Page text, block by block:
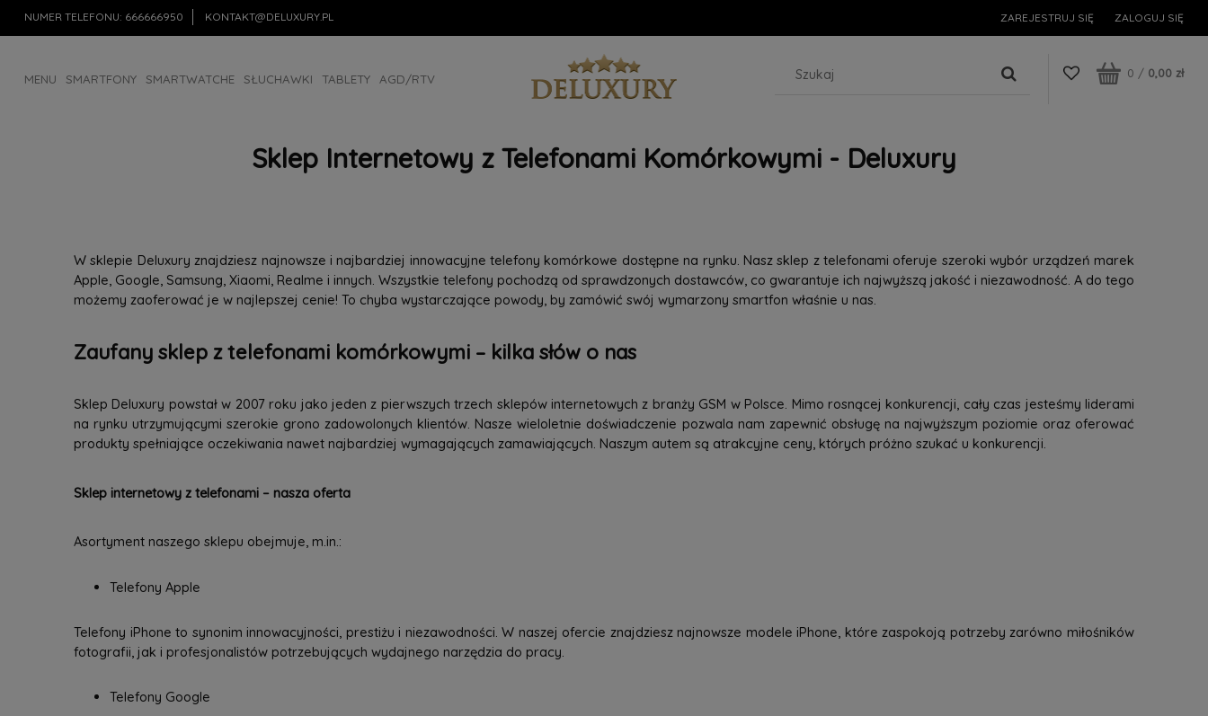
NUMER TELEFONU: 666666950 KONTAKT@DELUXURY.PL ZAREJESTRUJ SIĘ ZALOGUJ SIĘ
MENU SMARTFONY SMARTWATCHE SŁUCHAWKI TABLETY AGD/RTV 0 / 0,00 zł
Sklep Internetowy z Telefonami Komórkowymi - Deluxury
W sklepie Deluxury znajdziesz najnowsze i najbardziej innowacyjne telefony komórkowe dostępne na rynku. Nasz sklep z telefonami oferuje szeroki wybór urządzeń marek
Apple, Google, Samsung, Xiaomi, Realme i innych. Wszystkie telefony pochodzą od sprawdzonych dostawców, co gwarantuje ich najwyższą jakość i niezawodność. A do tego
możemy zaoferować je w najlepszej cenie! To chyba wystarczające powody, by zamówić swój wymarzony smartfon właśnie u nas.
Zaufany sklep z telefonami komórkowymi – kilka słów o nas
Sklep Deluxury powstał w 2007 roku jako jeden z pierwszych trzech sklepów internetowych z branży GSM w Polsce. Mimo rosnącej konkurencji, cały czas jesteśmy liderami
na rynku utrzymującymi szerokie grono zadowolonych klientów. Nasze wieloletnie doświadczenie pozwala nam zapewnić obsługę na najwyższym poziomie oraz oferować
produkty spełniające oczekiwania nawet najbardziej wymagających zamawiających. Naszym autem są atrakcyjne ceny, których próżno szukać u konkurencji.
Sklep internetowy z telefonami – nasza oferta
Asortyment naszego sklepu obejmuje, m.in.:
Telefony Apple
Telefony iPhone to synonim innowacyjności, prestiżu i niezawodności. W naszej ofercie znajdziesz najnowsze modele iPhone, które zaspokoją potrzeby zarówno miłośników
fotografii, jak i profesjonalistów potrzebujących wydajnego narzędzia do pracy.
Telefony Google